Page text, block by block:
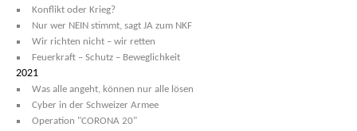
Konflikt oder Krieg?
Nur wer NEIN stimmt, sagt JA zum NKF
Wir richten nicht – wir retten
Feuerkraft – Schutz – Beweglichkeit
2021
Was alle angeht, können nur alle lösen
Cyber in der Schweizer Armee
Operation "CORONA 20"